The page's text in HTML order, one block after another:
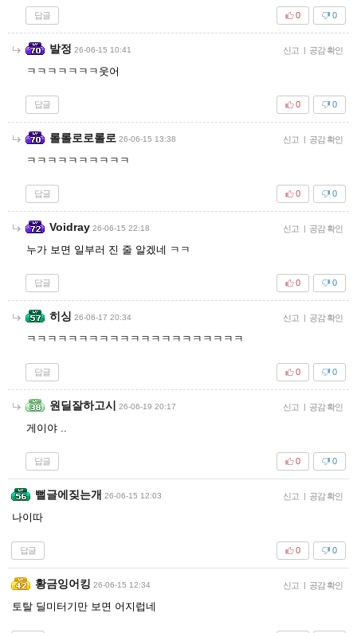
답글 0
0
발정 26-06-15 10:41 신고 | 공감 확인
ㅋㅋㅋㅋㅋㅋㅋ웃어
답글 0
0
롤롤로로롤로 26-06-15 13:38 신고 | 공감 확인
ㅋㅋㅋㅋㅋㅋㅋㅋㅋㅋ
답글 0
0
Voidray 26-06-15 22:18 신고 | 공감 확인
누가 보면 일부러 진 줄 알겠네 ㅋㅋ
답글 0
0
히싱 26-06-17 20:34 신고 | 공감 확인
ㅋㅋㅋㅋㅋㅋㅋㅋㅋㅋㅋㅋㅋㅋㅋㅋㅋㅋㅋㅋㅋ
답글 0
0
원딜잘하고시 26-06-19 20:17 신고 | 공감 확인
게이야 ..
답글 0
0
뻘글에짖는개 26-06-15 12:03 신고 | 공감 확인
나이따
답글 0
0
황금잉어킹 26-06-15 12:34 신고 | 공감 확인
토탈 딜미터기만 보면 어지럽네